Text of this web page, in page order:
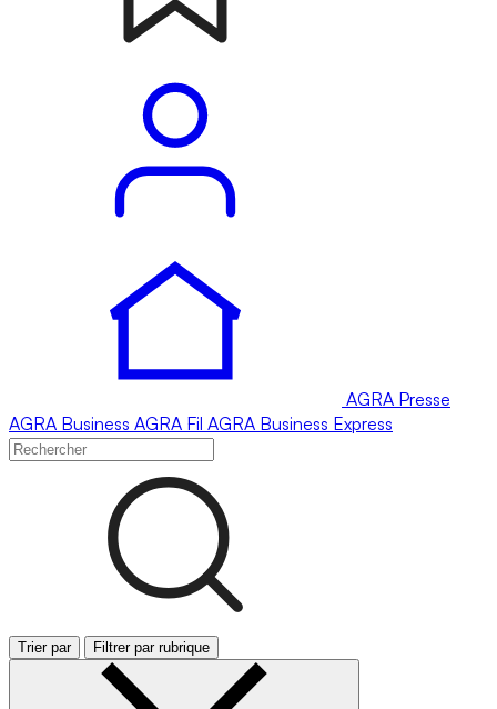
AGRA Presse
AGRA Business AGRA Fil AGRA Business Express
Trier par Filtrer par rubrique